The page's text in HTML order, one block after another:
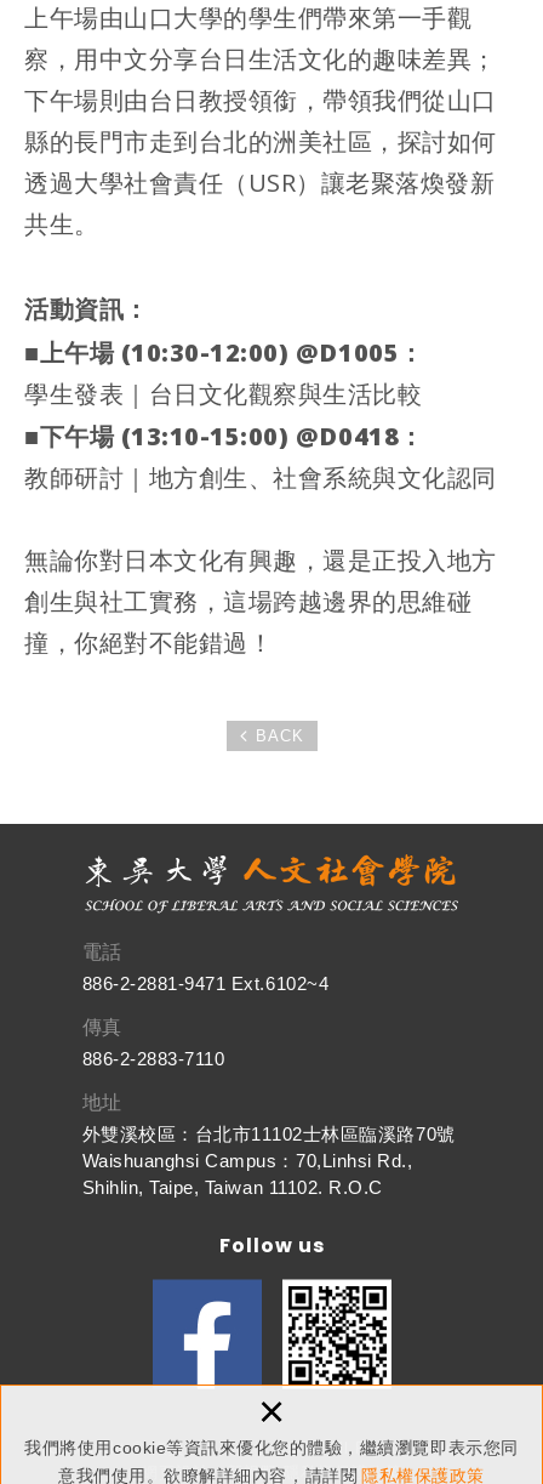
我們將使用cookie等資訊來優化您的體驗，繼續瀏覽即表示您同
意我們使用。欲瞭解詳細內容，請詳閱 隱私權保護政策
×
上午場由山口大學的學生們帶來第一手觀
察，用中文分享台日生活文化的趣味差異；
下午場則由台日教授領銜，帶領我們從山口
縣的長門市走到台北的洲美社區，探討如何
透過大學社會責任（USR）讓老聚落煥發新
共生。
活動資訊：
■上午場 (10:30-12:00) @D1005：
學生發表｜台日文化觀察與生活比較
■下午場 (13:10-15:00) @D0418：
教師研討｜地方創生、社會系統與文化認同
無論你對日本文化有興趣，還是正投入地方
創生與社工實務，這場跨越邊界的思維碰
撞，你絕對不能錯過！
BACK
電話
886-2-2881-9471 Ext.6102~4
傳真
886-2-2883-7110
地址
外雙溪校區：台北市11102士林區臨溪路70號
Waishuanghsi Campus：70,Linhsi Rd.,
Shihlin, Taipe, Taiwan 11102. R.O.C
Follow us
Copyright © 東吳大學人文社會學院 All Rights Reserved.
網頁設計：新視野 隱私權保護政策